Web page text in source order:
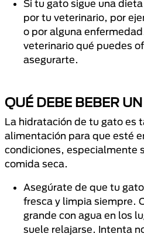
Si tu gato sigue una
por tu veterinario, por
o por alguna
veterinario qué puedes
asegurarte.
QUÉ DEBE BEBER
La hidratación de tu gato es
alimentación para que esté
condiciones, especialmente
comida seca.
Asegúrate de que tu
fresca y limpia siempre.
grande con agua en los
suele relajarse. Intenta